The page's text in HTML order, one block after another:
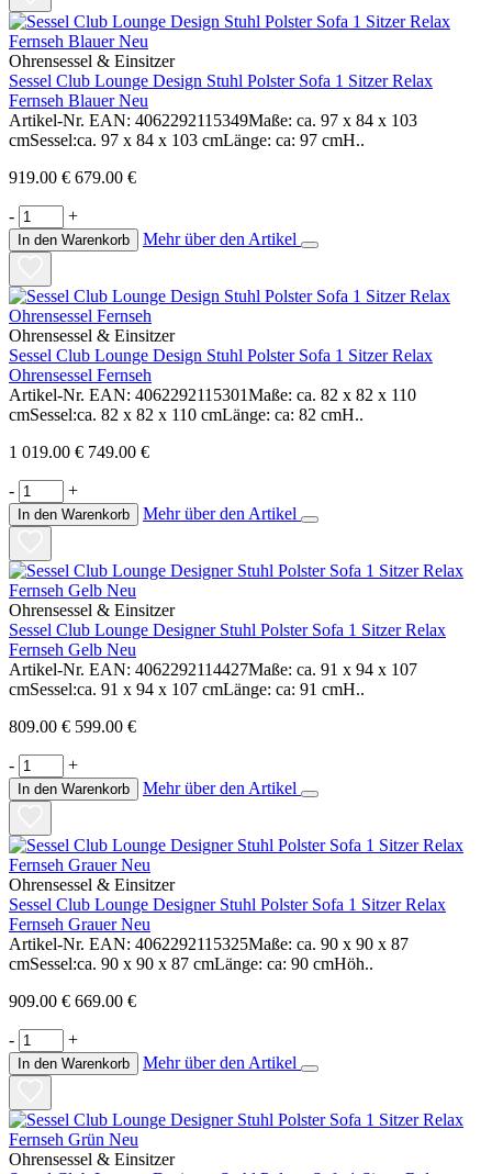
Ohrensessel & Einsitzer
Sessel Club Lounge Design Stuhl Polster Sofa 1 Sitzer Relax
Fernseh Blauer Neu
Artikel-Nr. EAN: 4062292115349Maße: ca. 97 x 84 x 103
cmSessel:ca. 97 x 84 x 103 cmLänge: ca: 97 cmH..
919.00 € 679.00 €
- +
In den Warenkorb Mehr über den Artikel
Ohrensessel & Einsitzer
Sessel Club Lounge Design Stuhl Polster Sofa 1 Sitzer Relax
Ohrensessel Fernseh
Artikel-Nr. EAN: 4062292115301Maße: ca. 82 x 82 x 110
cmSessel:ca. 82 x 82 x 110 cmLänge: ca: 82 cmH..
1 019.00 € 749.00 €
- +
In den Warenkorb Mehr über den Artikel
Ohrensessel & Einsitzer
Sessel Club Lounge Designer Stuhl Polster Sofa 1 Sitzer Relax
Fernseh Gelb Neu
Artikel-Nr. EAN: 4062292114427Maße: ca. 91 x 94 x 107
cmSessel:ca. 91 x 94 x 107 cmLänge: ca: 91 cmH..
809.00 € 599.00 €
- +
In den Warenkorb Mehr über den Artikel
Ohrensessel & Einsitzer
Sessel Club Lounge Designer Stuhl Polster Sofa 1 Sitzer Relax
Fernseh Grauer Neu
Artikel-Nr. EAN: 4062292115325Maße: ca. 90 x 90 x 87
cmSessel:ca. 90 x 90 x 87 cmLänge: ca: 90 cmHöh..
909.00 € 669.00 €
- +
In den Warenkorb Mehr über den Artikel
Ohrensessel & Einsitzer